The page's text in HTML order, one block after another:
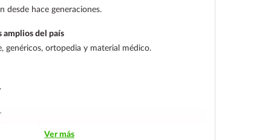
desde hace generaciones.
amplios del país
genéricos, ortopedia y material médico.
y entrega segura.
Ver más